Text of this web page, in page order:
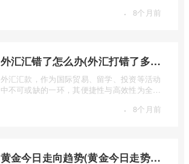
· 8个月前
外汇汇错了怎么办(外汇打错了多久退回来)
外汇汇款，作为国际贸易、留学、投资等活动
中不可或缺的一环，其便捷性与高效性为全球
· 8个月前
黄金今日走向趋势(黄金今日走势分析建议)